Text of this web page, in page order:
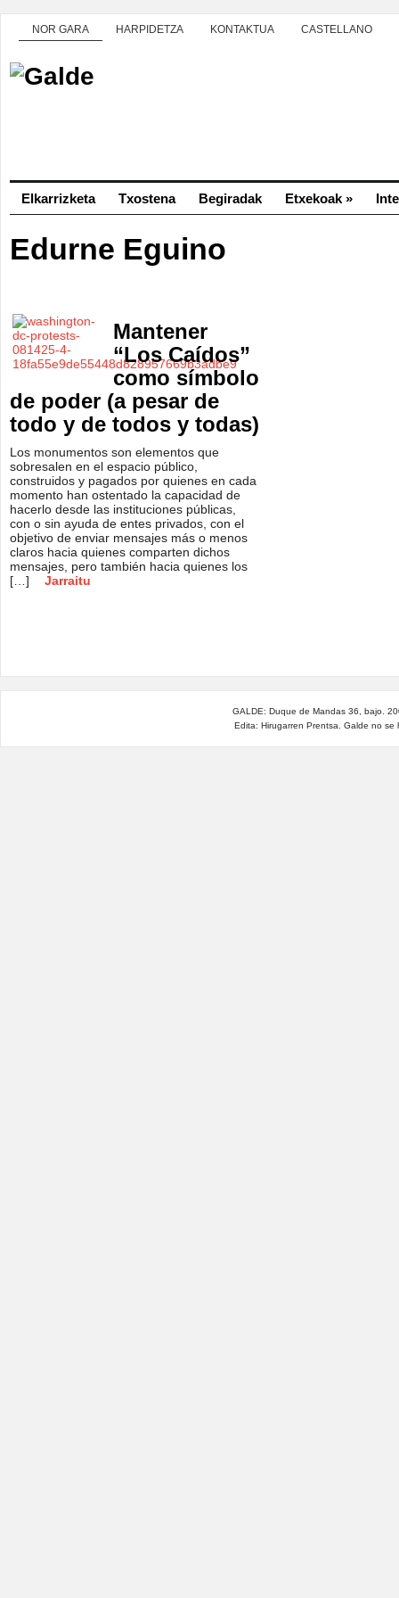
NOR GARA HARPIDETZA KONTAKTUA CASTELLANO
Elkarrizketa Txostena Begiradak Etxekoak »
Edurne Eguino
Mantener
“Los Caídos”
como símbolo
de poder (a pesar de
todo y de todos y todas)
Los monumentos son elementos que
sobresalen en el espacio público,
construidos y pagados por quienes en cada
momento han ostentado la capacidad de
hacerlo desde las instituciones públicas,
con o sin ayuda de entes privados, con el
objetivo de enviar mensajes más o menos
claros hacia quienes comparten dichos
mensajes, pero también hacia quienes los
[…]
Jarraitu
GALDE: Duque de Mandas 36, bajo.
Edita: Hirugarren Prentsa. Galde no